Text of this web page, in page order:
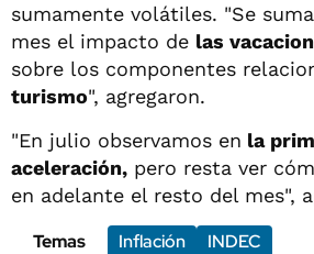
sumamente volátiles. "Se
mes el impacto de las
sobre los componentes
turismo", agregaron.
"En julio observamos en la
aceleración, pero resta ver
en adelante el resto del mes",
Temas
Inflación INDEC